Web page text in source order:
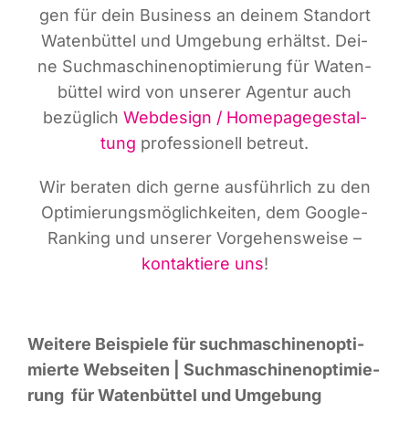
gen für dein Busi­ness an dei­nem Stand­ort
Waten­büt­tel und Umge­bung erhältst. Dei­
ne Such­ma­schi­nen­op­ti­mie­rung für Waten­
büt­tel wird von unse­rer Agen­tur auch
bezüg­lich Web­de­sign / Home­page­ge­stal­
tung pro­fes­sio­nell betreut.
Wir bera­ten dich ger­ne aus­führ­lich zu den
Opti­mie­rungs­mög­lich­kei­ten, dem Goog­le-
Ran­king und unse­rer Vor­ge­hens­wei­se –
kon­tak­tie­re uns!
Wei­te­re Bei­spie­le für such­ma­schi­nen­op­ti­
mier­te Web­sei­ten | Such­ma­schi­nen­op­ti­mie­
rung für Waten­büt­tel und Umgebung